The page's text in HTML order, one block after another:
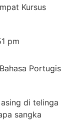
Kursus
pm
di telinga
sangka